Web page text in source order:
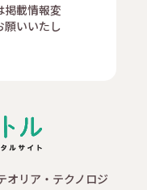
掲載情報変
願いいたし
オリア・テクノロジ